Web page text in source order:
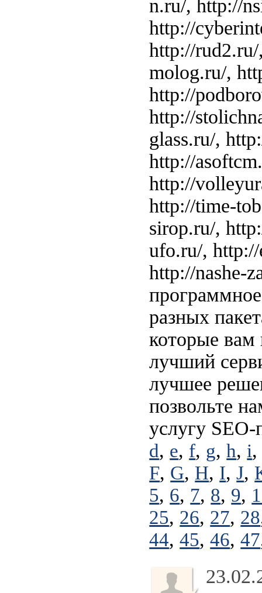
n.ru/, http://
http://
http://
molog.ru/,
http://
http://
glass.ru/,
http://
http://
http://time-
sirop.ru/,
ufo.ru/,
http://nashe-
разных
которые вам
лучший
лучшее
позвольте
услугу
d, e, f, g,h, i
F, G, H, I,J,
5, 6, 7, 8, 9,
25, 26, 27, 28
44,45,46,47